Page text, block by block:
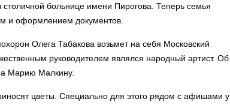
столичной больнице имени Пирогова. Теперь семья
и оформлением документов.
Олега Табакова возьмет на себя Московский
руководителем являлся народный артист. Об
Марию Малкину.
цветы. Специально для этого рядом с афишами у